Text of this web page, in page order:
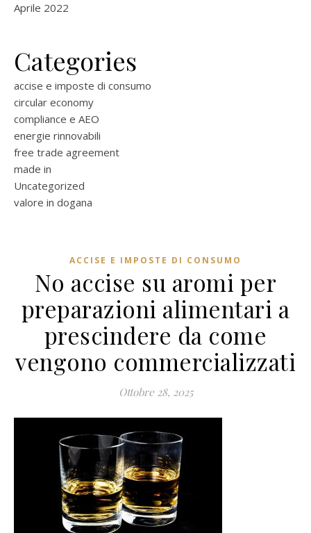
Aprile 2022
Categories
accise e imposte di consumo
circular economy
compliance e AEO
energie rinnovabili
free trade agreement
made in
Uncategorized
valore in dogana
ACCISE E IMPOSTE DI CONSUMO
No accise su aromi per
preparazioni alimentari a
prescindere da come
vengono commercializzati
Ottobre 28, 2025